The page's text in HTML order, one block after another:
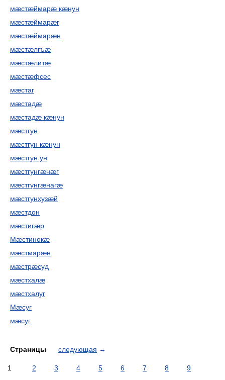
мæстæймарæ кæнун
мæстæймарæг
мæстæймарæн
мæстæлгъæ
мæстæлитæ
мæстæфсес
мæстаг
мæстадæ
мæстадæ кæнун
мæстгун
мæстгун кæнун
мæстгун ун
мæстгунгæнæг
мæстгунгæнагæ
мæстгунхузæй
мæстдон
мæстигæр
Мæстинокæ
мæстмарæн
мæстрæсуд
мæстхалæ
мæстхалуг
Мæсуг
мæсуг
Страницы следующая →
1 2 3 4 5 6 7 8 9